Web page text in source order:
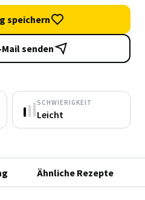
speichern
senden
SCHWIERIGKEIT
Leicht
Ähnliche Rezepte